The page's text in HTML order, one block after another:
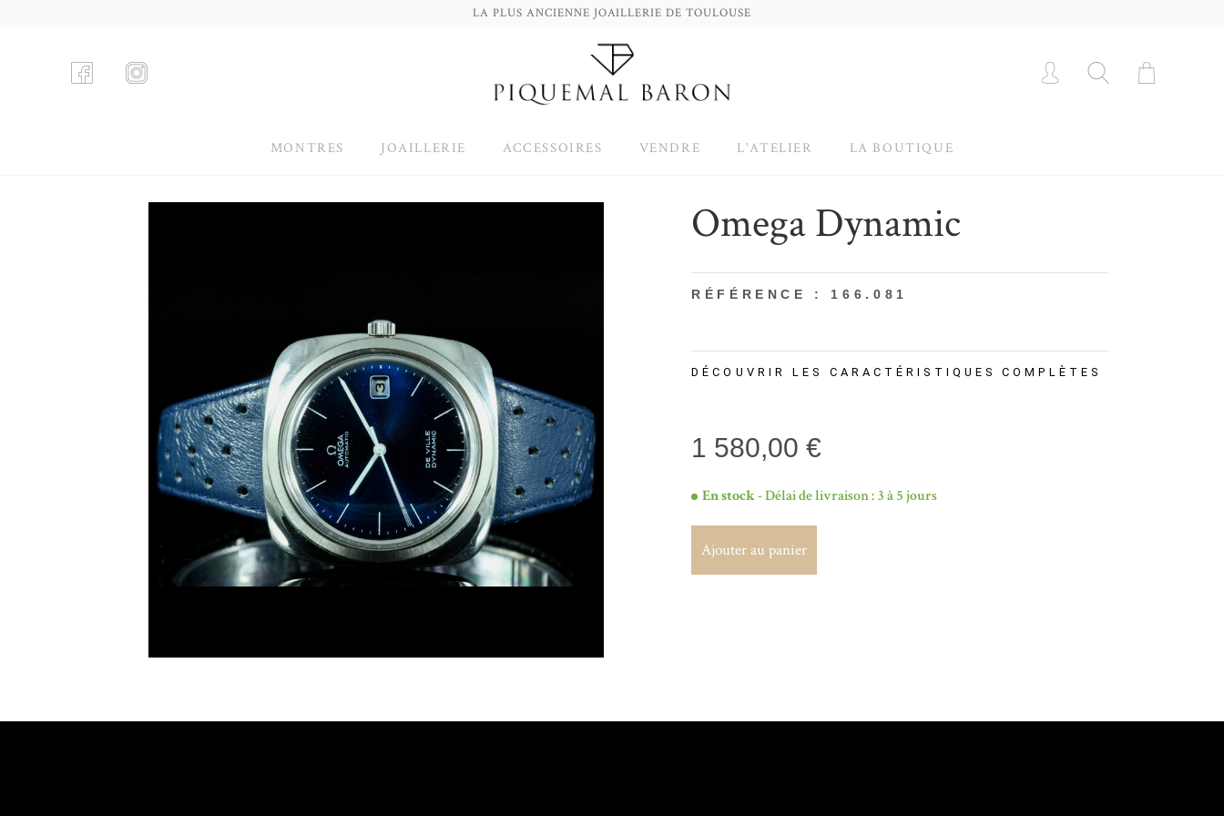
LA PLUS ANCIENNE JOAILLERIE DE TOULOUSE
MONTRES JOAILLERIE ACCESSOIRES VENDRE L'ATELIER LA BOUTIQUE
Omega Dynamic
RÉFÉRENCE : 166.081
DÉCOUVRIR LES CARACTÉRISTIQUES COMPLÈTES
1 580,00 €
En stock- Délai de livraison : 3 à 5 jours
Ajouter au panier
Ajouter au panier